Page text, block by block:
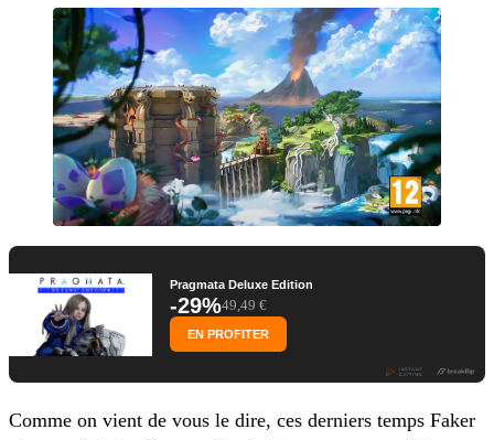
Pragmata Deluxe Edition
-29%49,49 €
EN PROFITER
Comme on vient de vous le dire, ces derniers temps Faker